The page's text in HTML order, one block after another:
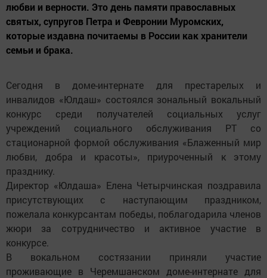
любви и верности. Это день памяти православных
святых, супругов Петра и Февронии Муромских,
которые издавна почитаемы в России как хранители
семьи и брака.
Сегодня в доме-интернате для престарелых и
инвалидов «Юлдаш» состоялся зональный вокальный
конкурс среди получателей социальных услуг
учреждений социального обслуживания РТ со
стационарной формой обслуживания «Блаженный мир
любви, добра и красоты», приуроченный к этому
празднику.
Директор «Юлдаша» Елена Четырчинская поздравила
присутствующих с наступающим праздником,
пожелала конкурсантам победы, поблагодарила членов
жюри за сотрудничество и активное участие в
конкурсе.
В вокальном состязании приняли участие
проживающие в Черемшанском доме-интернате для